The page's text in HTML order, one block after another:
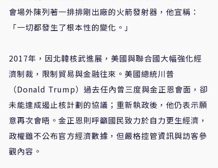
會場外陳列著一排排剛出廠的火箭發射器，他宣稱：
「一切都發生了根本性的變化。」
2017年，因北韓核武進展，美國與聯合國大幅強化經
濟制裁，限制貿易與金融往來。美國總統川普
（Donald Trump）過去任內曾三度與金正恩會面，卻
未能達成遏止核計劃的協議；重新執政後，他仍表示願
意再次會晤。金正恩則呼籲國民致力於自力更生經濟，
政權雖不公布官方經濟數據，但嚴格控管資訊與訪客參
觀內容。